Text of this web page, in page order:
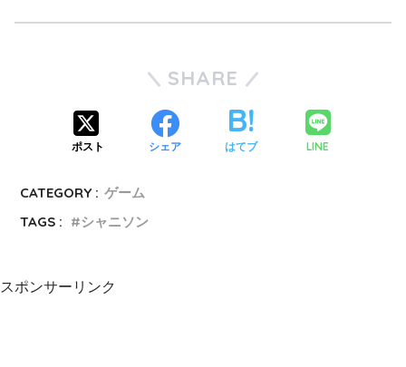
SHARE
ポスト シェア はてブ LINE
CATEGORY : ゲーム
TAGS :
シャニソン
スポンサーリンク